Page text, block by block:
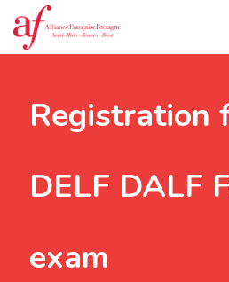
Registration
DELF DALF
exam